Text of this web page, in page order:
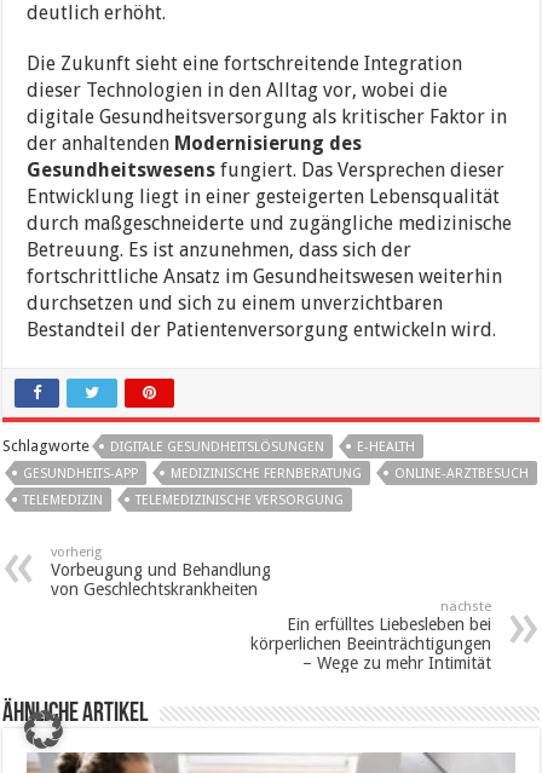
deutlich erhöht.
Die Zukunft sieht eine fortschreitende Integration
dieser Technologien in den Alltag vor, wobei die
digitale Gesundheitsversorgung als kritischer Faktor in
der anhaltenden Modernisierung des
Gesundheitswesens fungiert. Das Versprechen dieser
Entwicklung liegt in einer gesteigerten Lebensqualität
durch maßgeschneiderte und zugängliche medizinische
Betreuung. Es ist anzunehmen, dass sich der
fortschrittliche Ansatz im Gesundheitswesen weiterhin
durchsetzen und sich zu einem unverzichtbaren
Bestandteil der Patientenversorgung entwickeln wird.
Schlagworte DIGITALE GESUNDHEITSLÖSUNGEN
E-HEALTH
GESUNDHEITS-APP
MEDIZINISCHE FERNBERATUNG
ONLINE-ARZTBESUCH
TELEMEDIZIN
TELEMEDIZINISCHE VERSORGUNG
vorherig
Vorbeugung und Behandlung
von Geschlechtskrankheiten
nächste
Ein erfülltes Liebesleben bei
körperlichen Beeinträchtigungen
– Wege zu mehr Intimität
ähnliche Artikel